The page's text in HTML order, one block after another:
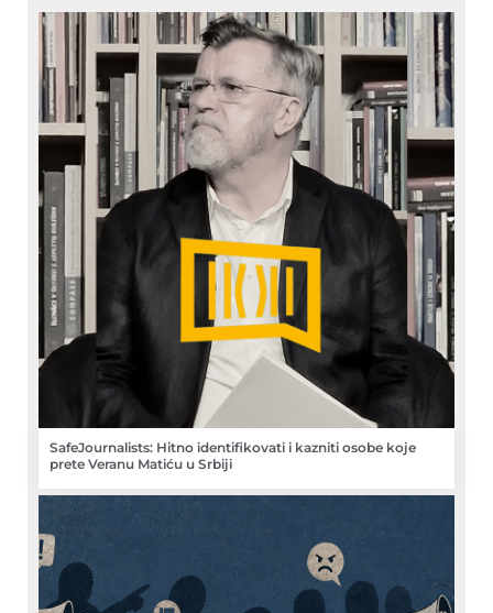
SafeJournalists: Hitno identifikovati i kazniti osobe koje
prete Veranu Matiću u Srbiji